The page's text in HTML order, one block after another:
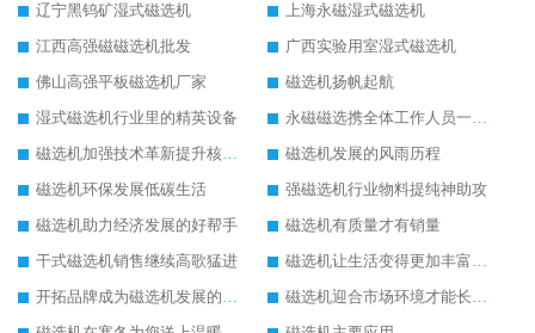
辽宁黑钨矿湿式磁选机
上海永磁湿式磁选机
江西高强磁磁选机批发
广西实验用室湿式磁选机
佛山高强平板磁选机厂家
磁选机扬帆起航
湿式磁选机行业里的精英设备
永磁磁选携全体工作人员一起闯
磁选机加强技术革新提升核心竞争力
磁选机发展的风雨历程
磁选机环保发展低碳生活
强磁选机行业物料提纯神助攻
磁选机助力经济发展的好帮手
磁选机有质量才有销量
干式磁选机销售继续高歌猛进
磁选机让生活变得更加丰富多彩
开拓品牌成为磁选机发展的有效武器
磁选机迎合市场环境才能长远发展